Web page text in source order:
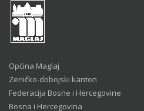
Općina Maglaj
Zeničko-dobojski kanton
Federacija Bosne i Hercegovine
Bosna i Hercegovina